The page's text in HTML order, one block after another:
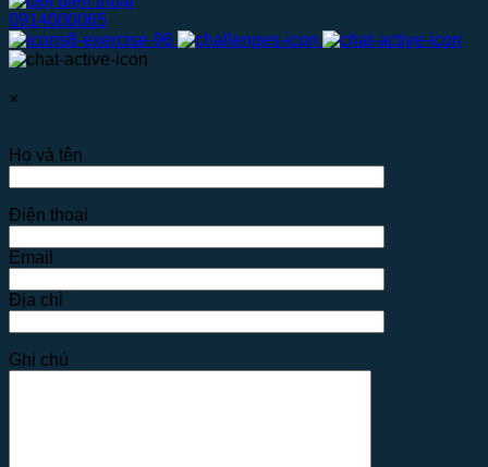
0914000065
×
Họ và tên
Điện thoại
Email
Địa chỉ
Ghi chú